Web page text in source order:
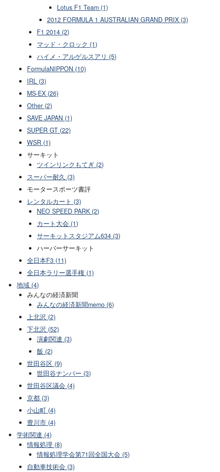
Lotus F1 Team (1)
2012 FORMULA 1 AUSTRALIAN GRAND PRIX (3)
F1 2014 (2)
マッド・クロック (1)
ハイメ・アルゲルスアリ (5)
FormulaNIPPON (10)
IRL (3)
MS-EX (26)
Other (2)
SAVE JAPAN (1)
SUPER GT (22)
WSR (1)
サーキット
ツインリンクもてぎ (2)
スーパー耐久 (3)
モータースポーツ書評
レンタルカート (3)
NEO SPEED PARK (2)
カート大会 (1)
サーキットスタジアム634 (3)
ハーバーサーキット
全日本F3 (11)
全日本ラリー選手権 (1)
地域 (4)
みんなの経済新聞
みんなの経済新聞memo (6)
上北沢 (2)
下北沢 (52)
演劇関連 (3)
飯 (2)
世田谷区 (9)
世田谷ナンバー (3)
世田谷区議会 (4)
京都 (3)
小山町 (4)
豊川市 (4)
学術関連 (4)
情報処理 (8)
情報処理学会第71回全国大会 (5)
自動車技術会 (3)